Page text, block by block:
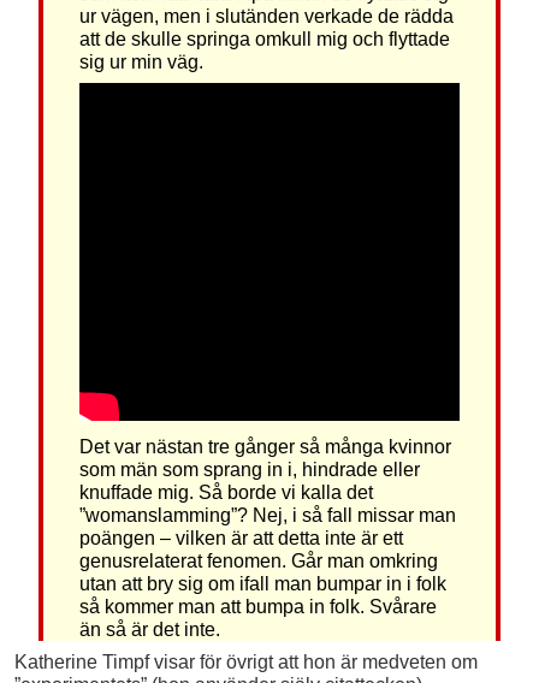
ur vägen, men i slutänden verkade de rädda
att de skulle springa omkull mig och flyttade
sig ur min väg.
Det var nästan tre gånger så många kvinnor
som män som sprang in i, hindrade eller
knuffade mig. Så borde vi kalla det
”womanslamming”? Nej, i så fall missar man
poängen – vilken är att detta inte är ett
genusrelaterat fenomen. Går man omkring
utan att bry sig om ifall man bumpar in i folk
så kommer man att bumpa in folk. Svårare
än så är det inte.
Katherine Timpf visar för övrigt att hon är medveten om